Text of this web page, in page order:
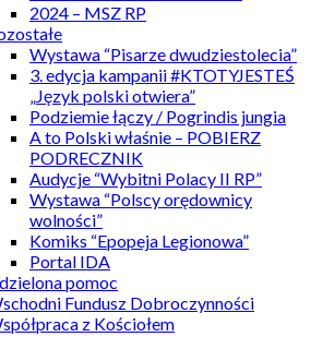
2024 – MSZ RP
Wystawa “Pisarze dwudziestolecia”
3. edycja kampanii #KTOTYJESTEŚ
„Język polski otwiera”
Podziemie łączy / Pogrindis jungia
A to Polski właśnie – POBIERZ
PODRECZNIK
Audycje “Wybitni Polacy II RP”
Wystawa “Polscy orędownicy
wolności”
Komiks “Epopeja Legionowa”
Portal IDA
pomoc
Fundusz Dobroczynności
z Kościołem